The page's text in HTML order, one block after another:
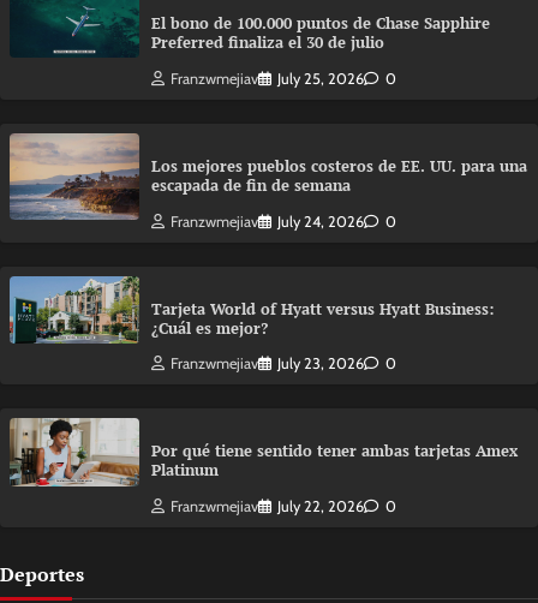
El bono de 100.000 puntos de Chase Sapphire
Preferred finaliza el 30 de julio
Franzwmejiav July 25, 2026 0
Los mejores pueblos costeros de EE. UU. para una
escapada de fin de semana
Franzwmejiav July 24, 2026 0
Tarjeta World of Hyatt versus Hyatt Business:
¿Cuál es mejor?
Franzwmejiav July 23, 2026 0
Por qué tiene sentido tener ambas tarjetas Amex
Platinum
Franzwmejiav July 22, 2026 0
Deportes